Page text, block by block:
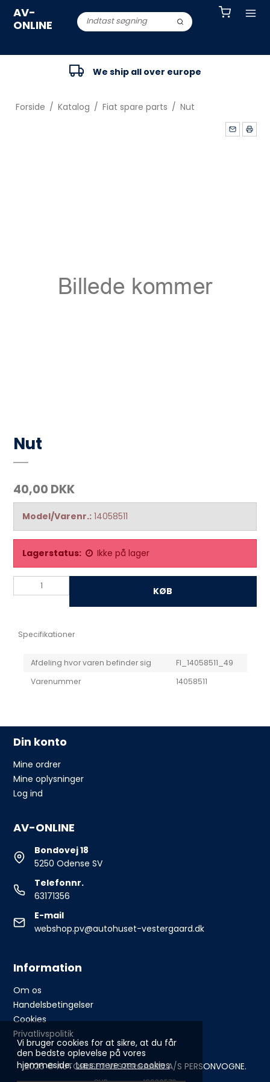
Vi bruger cookies for at sikre, at du får
den bedste oplevelse på vores
hjemmeside.Læs mere om cookies
AV-
ONLINE
We ship all over europe
Forside / Katalog / Fiat spare parts / Nut
Nut
40,00 DKK
Model/Varenr.: 14058511
Lagerstatus: Ikke på lager
KØB
Specifikationer
Afdeling hvor varen befinder sig
FI_14058511_49
Varenummer
14058511
Din konto
Mine ordrer
Mine oplysninger
Log ind
AV-ONLINE
Bondovej 18
5250 Odense SV
Telefonnr.
63171356
E-mail
webshop.pv@autohuset-vestergaard.dk
Information
Om os
Handelsbetingelser
Cookies
Privatlivspolitik
2026 © AUTOHUSET VESTERGAARD A/S PERSONVOGNE.